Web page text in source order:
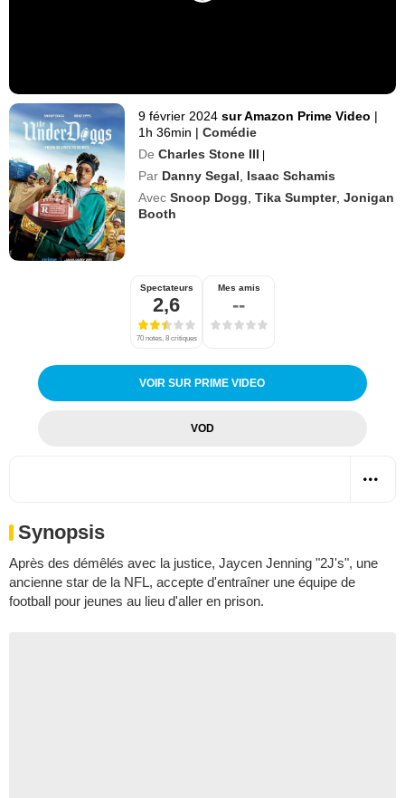
9 février 2024 sur Amazon Prime Video |
1h 36min | Comédie
De Charles Stone III |
Par Danny Segal
Isaac Schamis
Avec Snoop Dogg ,Tika Sumpter,Jonigan
Booth
Spectateurs
2,6
70 notes, 8 critiques
Mes amis
--
VOIR SUR PRIME VIDEO
VOD
Synopsis
Après des démêlés avec la justice, Jaycen Jenning "2J's", une
ancienne star de la NFL, accepte d'entraîner une équipe de
football pour jeunes au lieu d'aller en prison.